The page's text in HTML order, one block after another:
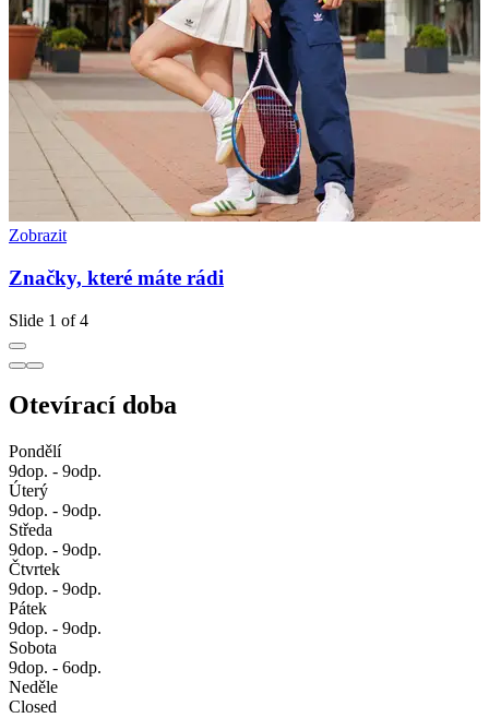
Zobrazit
Značky, které máte rádi
Slide 1 of 4
Otevírací doba
Pondělí
9dop. - 9odp.
Úterý
9dop. - 9odp.
Středa
9dop. - 9odp.
Čtvrtek
9dop. - 9odp.
Pátek
9dop. - 9odp.
Sobota
9dop. - 6odp.
Neděle
Closed